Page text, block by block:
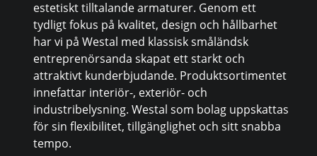
estetiskt tilltalande armaturer. Genom ett
tydligt fokus på kvalitet, design och hållbarhet
har vi på Westal med klassisk småländsk
entreprenörsanda skapat ett starkt och
attraktivt kunderbjudande. Produktsortimentet
innefattar interiör-, exteriör- och
industribelysning. Westal som bolag uppskattas
för sin flexibilitet, tillgänglighet och sitt snabba
tempo.